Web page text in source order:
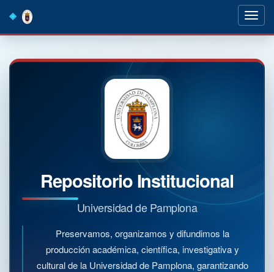
navigation
Repositorio Institucional
Universidad de Pamplona
Preservamos, organizamos y difundimos la
producción académica, científica, investigativa y
cultural de la Universidad de Pamplona, garantizando